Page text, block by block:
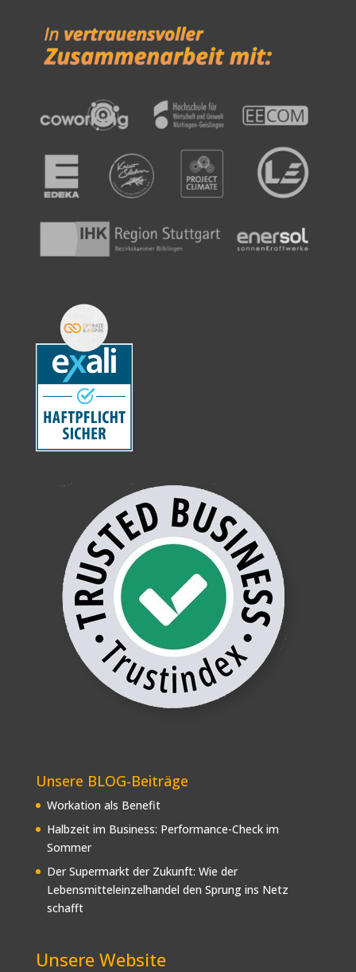
Unsere BLOG-Beiträge
Workation als Benefit
Halbzeit im Business: Performance-Check im
Sommer
Der Supermarkt der Zukunft: Wie der
Lebensmitteleinzelhandel den Sprung ins Netz
schafft
Unsere Website